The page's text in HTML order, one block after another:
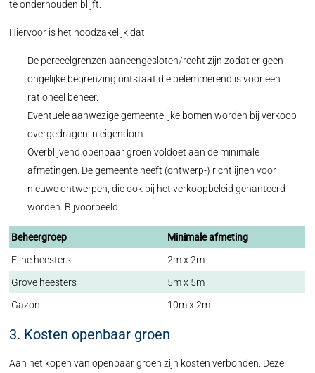
te onderhouden blijft.
Hiervoor is het noodzakelijk dat:
De perceelgrenzen aaneengesloten/recht zijn zodat er geen
ongelijke begrenzing ontstaat die belemmerend is voor een
rationeel beheer.
Eventuele aanwezige gemeentelijke bomen worden bij verkoop
overgedragen in eigendom.
Overblijvend openbaar groen voldoet aan de minimale
afmetingen. De gemeente heeft (ontwerp-) richtlijnen voor
nieuwe ontwerpen, die ook bij het verkoopbeleid gehanteerd
worden. Bijvoorbeeld:
Beheergroep
Minimale afmeting
Fijne heesters
2m x 2m
Grove heesters
5m x 5m
Gazon
10m x 2m
3. Kosten openbaar groen
Aan het kopen van openbaar groen zijn kosten verbonden. Deze